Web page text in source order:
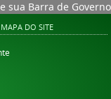
sua Barra de Governo
MAPA DO SITE